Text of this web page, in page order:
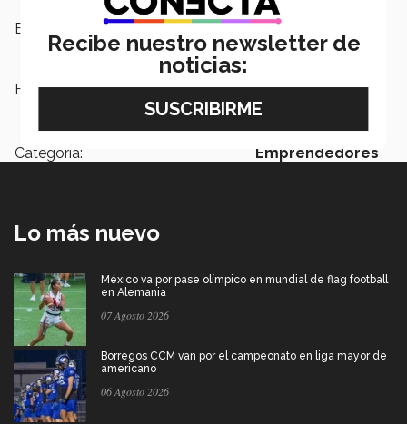
Escuelas: Ingeniería y Ciencias
Etiquetas:
emprendimiento social,
Comunicación efectiva
Categoría: Emprendedores
Lo más nuevo
México va por pase olímpico en mundial de flag football
en Alemania
07 Agosto 2026
Borregos CCM van por el campeonato en liga mayor de
americano
06 Agosto 2026
Recibe nuestro newsletter de
noticias: